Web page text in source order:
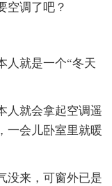
调了吧？
就是一个“冬天
就会拿起空调遥
会儿卧室里就暖
来，可窗外已是